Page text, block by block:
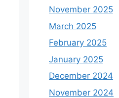
November 2025
March 2025
February 2025
January 2025
December 2024
November 2024